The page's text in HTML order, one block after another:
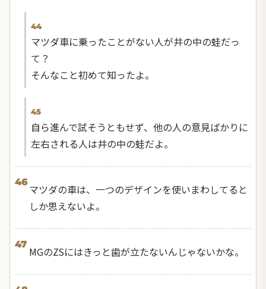
44
マツダ車に乗ったことがない人が井の中の蛙だっ
て？
そんなこと初めて知ったよ。
45
自ら進んで試そうともせず、他の人の意見ばかりに
左右される人は井の中の蛙だよ。
46
マツダの車は、一つのデザインを使いまわしてると
しか思えないよ。
47
MGのZSにはきっと歯が立たないんじゃないかな。